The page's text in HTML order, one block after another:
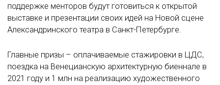
поддержке менторов будут готовиться к открытой
выставке и презентации своих идей на Новой сцене
Александринского театра в Санкт-Петербурге.
Главные призы – оплачиваемые стажировки в ЦДС,
поездка на Венецианскую архитектурную биеннале в
2021 году и 1 млн на реализацию художественного